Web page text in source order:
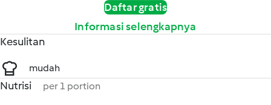
Daftar gratis
Informasi selengkapnya
Kesulitan
mudah
Nutrisi per 1 portion